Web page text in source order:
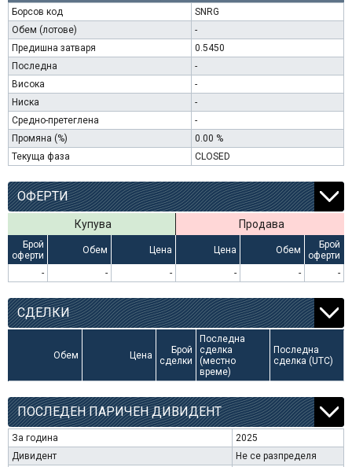
Борсов код
SNRG
Обем (лотове)
-
Предишна затваря
0.5450
Последна
-
Висока
-
Ниска
-
Средно-претеглена
-
Промяна (%)
0.00 %
Текуща фаза
CLOSED
ОФЕРТИ
Купува Продава
Брой
оферти
Обем Цена Цена Обем
Брой
оферти
-
- - - - -
СДЕЛКИ
Обем Цена
Брой
сделки
Последна
сделка
(местно
време)
Последна
сделка (UTC)
ПОСЛЕДЕН ПАРИЧЕН ДИВИДЕНТ
За година
2025
Дивидент
Не се разпределя